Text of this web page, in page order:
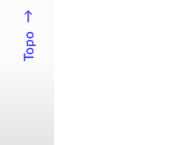
↑
Topo